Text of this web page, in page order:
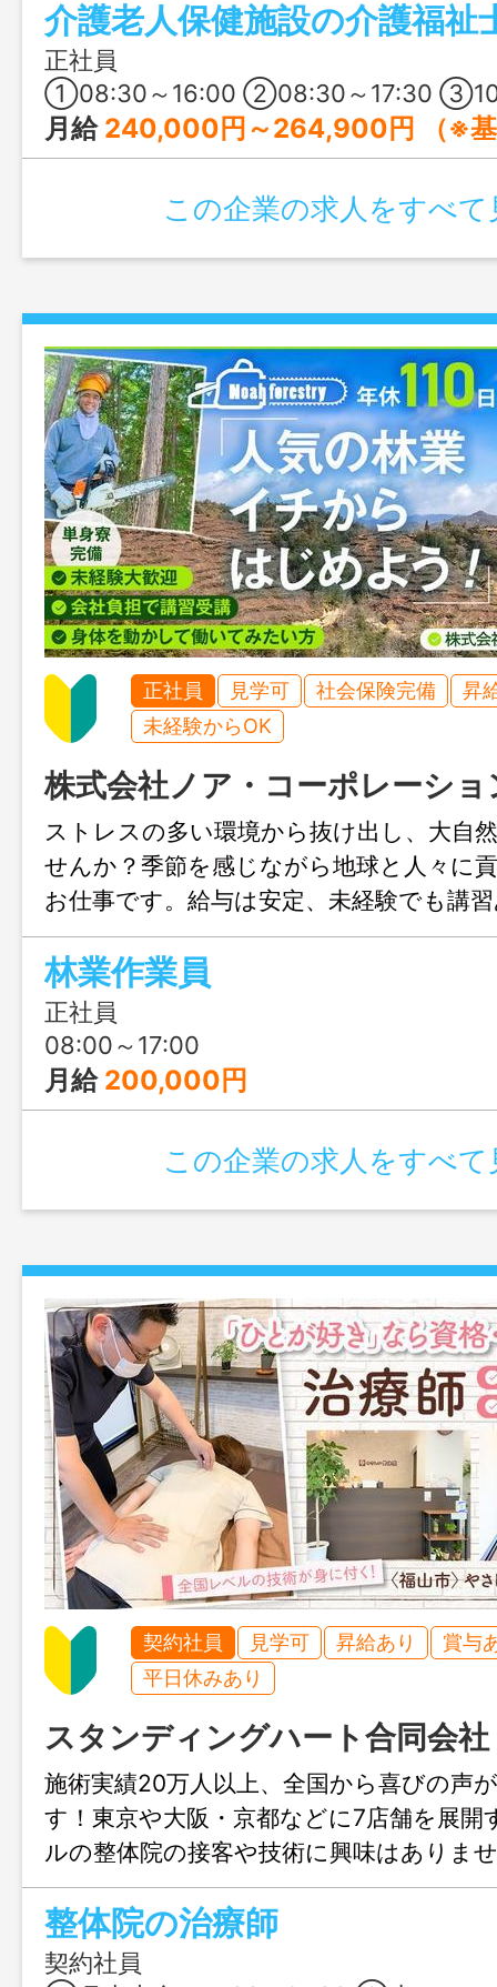
介護老人保健施設の介護福祉
正社員
①08:30～16:00 ②08:30～17:30 ③10:00～19:00 ④17:00
月給 240,000円～264,900円 （※基本給：153,200～175,900円+調整手当：9,000円～+処遇改善手当 ：30,000
この企業の求人をすべて
正社員 見学可 社会保険完備
昇
未経験からOK
株式会社ノア・コーポレーショ
ストレスの多い環境から抜け出し、大自
せんか？季節を感じながら地球と人々に
お仕事です。給与は安定、未経験でも講
もバッチリ！
林業作業員
正社員
08:00～17:00
月給 200,000円
この企業の求人をすべて
契約社員 見学可 昇給あり
賞与
平日休みあり
スタンディングハート合同会社
施術実績20万人以上、全国から喜びの声
す！東京や大阪・京都などに7店舗を展開
ルの整体院の接客や技術に興味はありま
りした研修制度があるので、未経験から
められます！
整体院の治療師
契約社員